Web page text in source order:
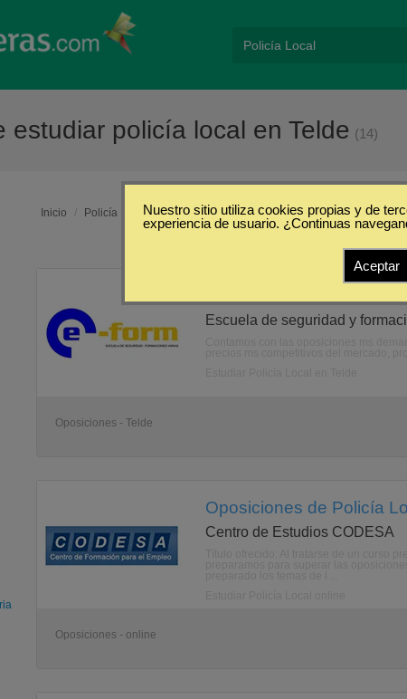
estudiar policía local en Telde (14)
Inicio / Policía Local / Telde
Oposiciones de Policía
Escuela de seguridad y
Oposiciones - Telde
Oposiciones de Policía
Centro de Estudios CODESA
Oposiciones - online
Nuestro sitio utiliza cookies propias y de
experiencia de usuario. ¿Continuas
Aceptar